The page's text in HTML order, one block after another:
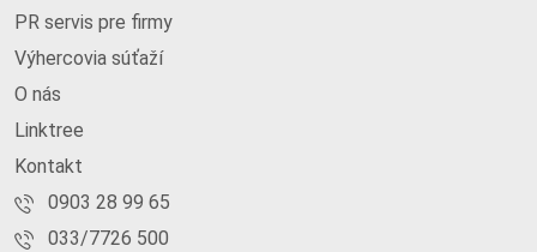
PR servis pre firmy
Výhercovia súťaží
O nás
Linktree
Kontakt
0903 28 99 65
033/7726 500